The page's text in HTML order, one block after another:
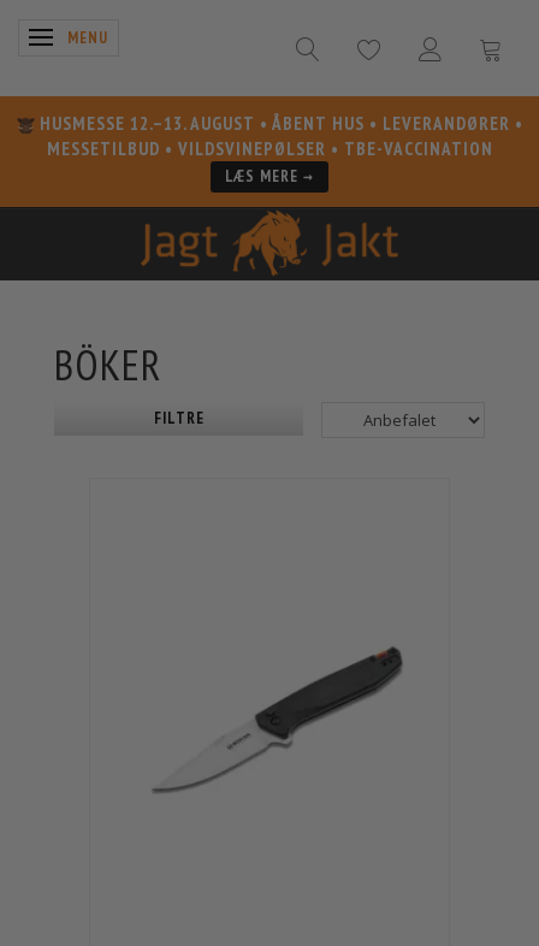
SKIFTE NAVIGATION
MENU
HUSMESSE 12.–13. AUGUST • ÅBENT HUS • LEVERANDØRER •
MESSETILBUD • VILDSVINEPØLSER • TBE-VACCINATION
LÆS MERE →
BÖKER
FILTRE